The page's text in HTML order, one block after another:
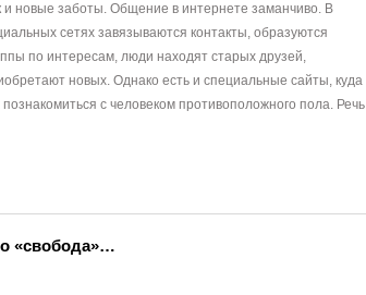
и новые заботы. Общение в интернете заманчиво. В
сетях завязываются контакты, образуются
по интересам, люди находят старых друзей,
новых. Однако есть и специальные сайты, куда
с человеком противоположного пола. Речь
«свобода»…